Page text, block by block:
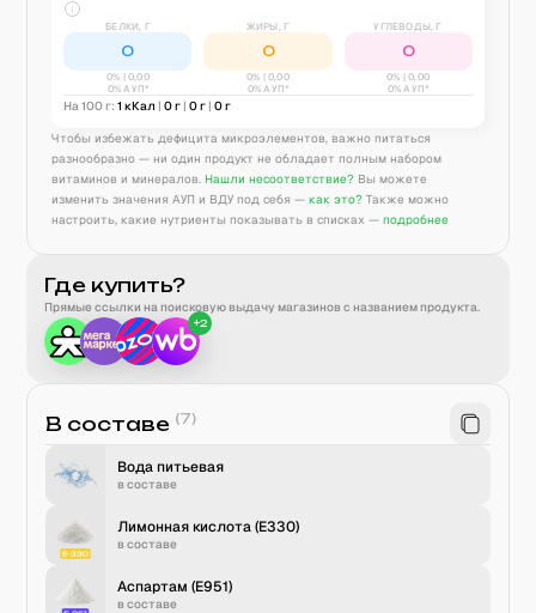
БЕЛКИ, Г
0
0% |0,00
0% АУП*
ЖИРЫ, Г
0
0% |0,00
0% АУП*
УГЛЕВОДЫ, Г
0
0% |0,00
0% АУП*
На 100 г: 1 кКал | 0г | 0г | 0г
Чтобы избежать дефицита микроэлементов, важно питаться
разнообразно — ни один продукт не обладает полным набором
витаминов и минералов. Нашли несоответствие? Вы можете
изменить значения АУП и ВДУ под себя — как это? Также можно
настроить, какие нутриенты показывать в списках — подробнее
Где купить?
Прямые ссылки на поисковую выдачу магазинов с названием продукта.
+2
В составе (7)
Вода питьевая
в составе
Лимонная кислота (Е330)
в составе
Аспартам (E951)
в составе